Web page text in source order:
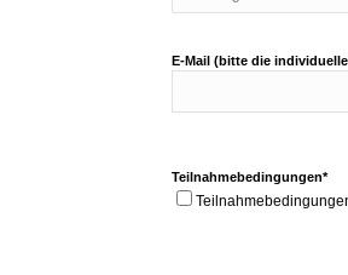
E-Mail (bitte die
Teilnahmebedingungen*